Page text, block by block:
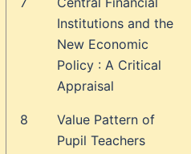
Institutions and the
New Economic
Policy : A Critical
Appraisal
8
Value Pattern of
Pupil Teachers